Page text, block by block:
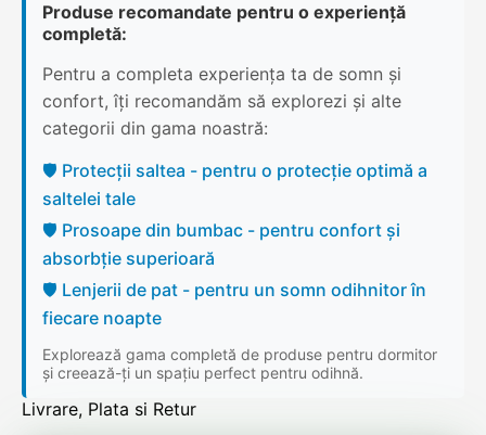
Produse recomandate pentru o experiență
completă:
Pentru a completa experiența ta de somn și
confort, îți recomandăm să explorezi și alte
categorii din gama noastră:
🛡️ Protecții saltea - pentru o protecție optimă a
saltelei tale
🛡️ Prosoape din bumbac - pentru confort și
absorbție superioară
🛡️ Lenjerii de pat - pentru un somn odihnitor în
fiecare noapte
Explorează gama completă de produse pentru dormitor
și creează-ți un spațiu perfect pentru odihnă.
Livrare, Plata si Retur